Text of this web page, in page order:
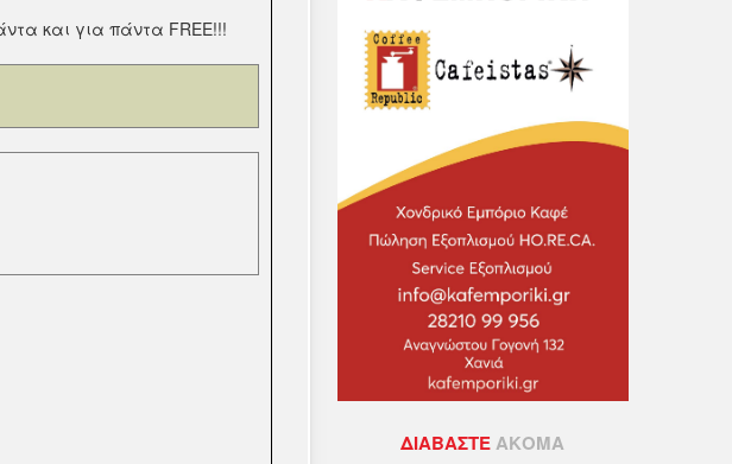
και για πάντα FREE!!!
ΔΙΑΒΆΣΤΕΑΚΌΜΑ